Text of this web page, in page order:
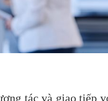
tác và giao tiếp